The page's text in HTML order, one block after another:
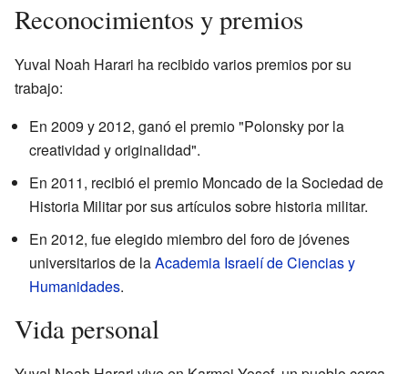
Reconocimientos y premios
Yuval Noah Harari ha recibido varios premios por su
trabajo:
En 2009 y 2012, ganó el premio "Polonsky por la
creatividad y originalidad".
En 2011, recibió el premio Moncado de la Sociedad de
Historia Militar por sus artículos sobre historia militar.
En 2012, fue elegido miembro del foro de jóvenes
universitarios de laAcademia Israelí de Ciencias y
Humanidades.
Vida personal